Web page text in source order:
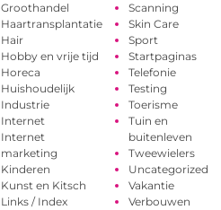
Groothandel
Haartransplantatie
Hair
Hobby en vrije tijd
Horeca
Huishoudelijk
Industrie
Internet
Internet
marketing
Kinderen
Kunst en Kitsch
Links / Index
Scanning
Skin Care
Sport
Startpaginas
Telefonie
Testing
Toerisme
Tuin en
buitenleven
Tweewielers
Uncategorized
Vakantie
Verbouwen